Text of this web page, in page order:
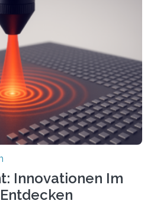
und insbesondere für
von Interesse ist. Über ihre
Forschenden im Journal of
Society. —What for?
Strom leiten und Licht
für viele moderne
Innovationen Im